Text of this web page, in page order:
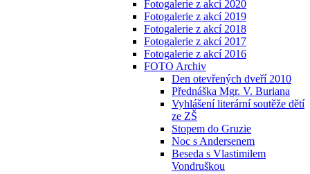
Fotogalerie z akcí 2020
Fotogalerie z akcí 2019
Fotogalerie z akcí 2018
Fotogalerie z akcí 2017
Fotogalerie z akcí 2016
FOTO Archiv
Den otevřených dveří 2010
Přednáška Mgr. V. Buriana
Vyhlášení literární soutěže dětí
ze ZŠ
Stopem do Gruzie
Noc s Andersenem
Beseda s Vlastimilem
Vondruškou